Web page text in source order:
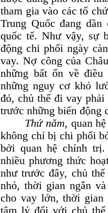
tham gia vào các tổ
Trung Quốc đang
quốc tế. Như vậy, sự
động chi phối ngày
vay. Nợ công của
những bất ổn về
những nguy cơ khó
đó, chủ thể đi vay
trước những biến động
Thứ năm, quan
không chỉ bị chi phối
bởi quan hệ chính
nhiều phương thức
như trước đây, chủ
nhỏ, thời gian ngắn
cho vay lớn, thời
tâm lý đối với chủ